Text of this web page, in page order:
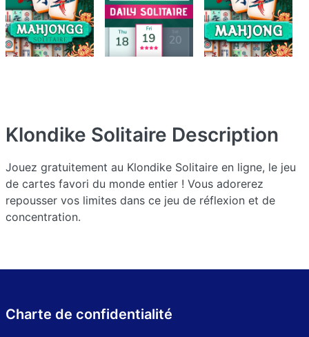
Klondike Solitaire Description
Jouez gratuitement au Klondike Solitaire en ligne, le jeu
de cartes favori du monde entier ! Vous adorerez
repousser vos limites dans ce jeu de réflexion et de
concentration.
Charte de confidentialité